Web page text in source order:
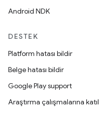
Android NDK
DESTEK
Platform hatası bildir
Belge hatası bildir
Google Play support
Araştırma çalışmalarına katıl